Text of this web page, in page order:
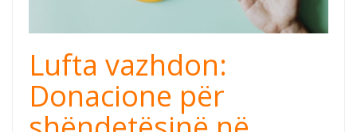
Lufta vazhdon:
Donacione për